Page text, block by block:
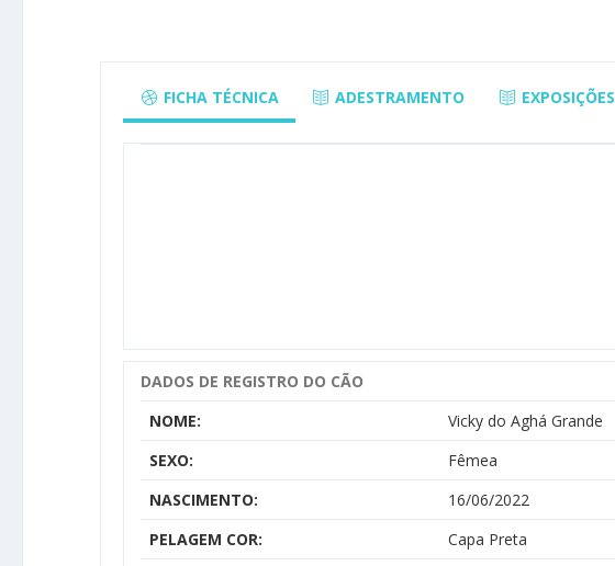
FICHA TÉCNICA ADESTRAMENTO EXPOSIÇÕES
DADOS DE REGISTRO DO CÃO
NOME:
Vicky do Aghá Grande
SEXO:
Fêmea
NASCIMENTO:
16/06/2022
PELAGEM COR:
Capa Preta